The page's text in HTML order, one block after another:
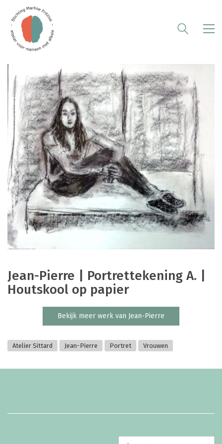
Jean-Pierre | Portrettekening A. |
Houtskool op papier
Bekijk meer werk van Jean-Pierre
Atelier Sittard Jean-Pierre Portret Vrouwen